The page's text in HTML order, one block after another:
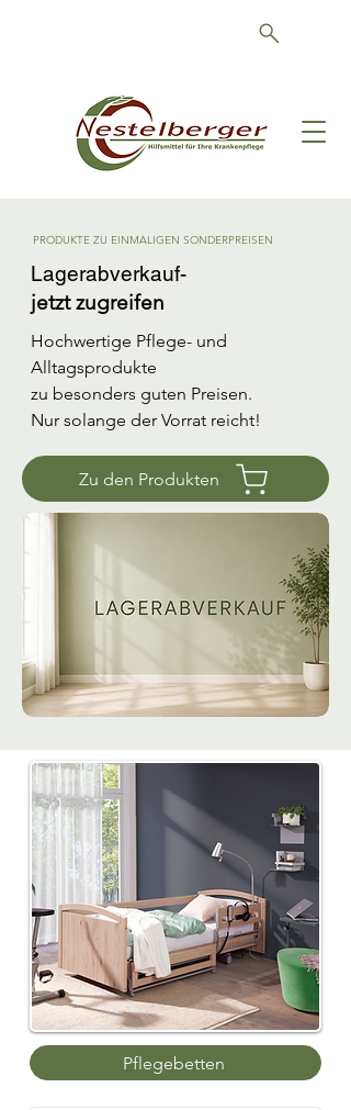
PRODUKTE ZU EINMALIGEN SONDERPREISEN
Lagerabverkauf-
jetzt zugreifen
Hochwertige Pflege- und
Alltagsprodukte
zu besonders guten Preisen.
Nur solange der Vorrat reicht!
Zu den Produkten
Pflegebetten